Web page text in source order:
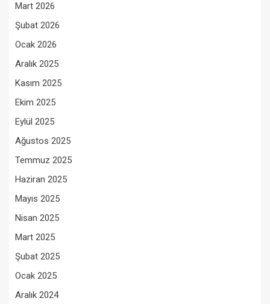
Mart 2026
Şubat 2026
Ocak 2026
Aralık 2025
Kasım 2025
Ekim 2025
Eylül 2025
Ağustos 2025
Temmuz 2025
Haziran 2025
Mayıs 2025
Nisan 2025
Mart 2025
Şubat 2025
Ocak 2025
Aralık 2024